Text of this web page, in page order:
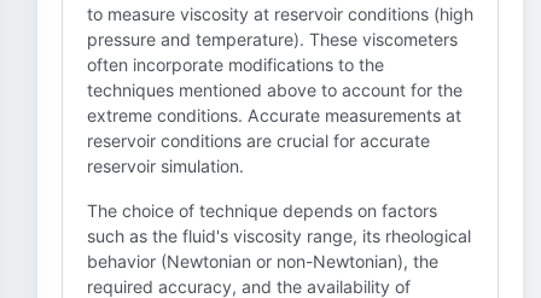
to measure viscosity at reservoir conditions (high
pressure and temperature). These viscometers
often incorporate modifications to the
techniques mentioned above to account for the
extreme conditions. Accurate measurements at
reservoir conditions are crucial for accurate
reservoir simulation.
The choice of technique depends on factors
such as the fluid's viscosity range, its rheological
behavior (Newtonian or non-Newtonian), the
required accuracy, and the availability of